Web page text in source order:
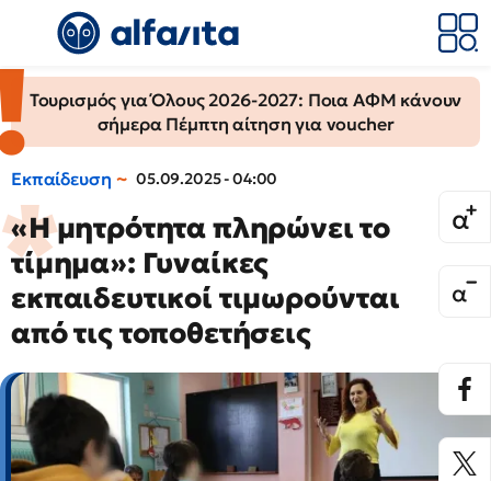
Τουρισμός για Όλους 2026-2027: Ποια ΑΦΜ κάνουν
σήμερα Πέμπτη αίτηση για voucher
Εκπαίδευση 05.09.2025 - 04:00
«Η μητρότητα πληρώνει το
τίμημα»: Γυναίκες
εκπαιδευτικοί τιμωρούνται
από τις τοποθετήσεις